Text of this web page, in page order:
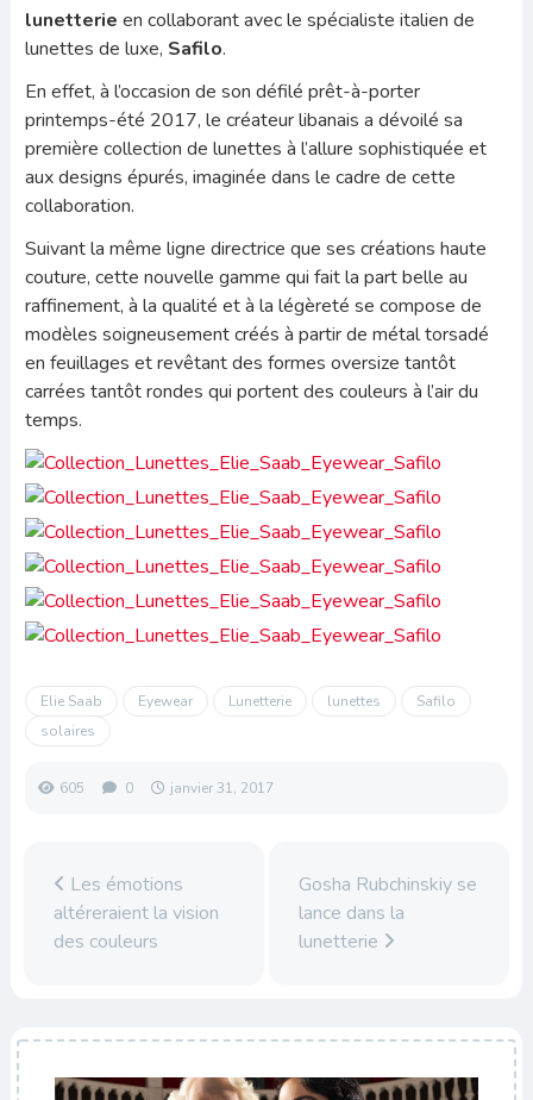
lunetterie en collaborant avec le spécialiste italien de
lunettes de luxe, Safilo.
En effet, à l’occasion de son défilé prêt-à-porter
printemps-été 2017, le créateur libanais a dévoilé sa
première collection de lunettes à l’allure sophistiquée et
aux designs épurés, imaginée dans le cadre de cette
collaboration.
Suivant la même ligne directrice que ses créations haute
couture, cette nouvelle gamme qui fait la part belle au
raffinement, à la qualité et à la légèreté se compose de
modèles soigneusement créés à partir de métal torsadé
en feuillages et revêtant des formes oversize tantôt
carrées tantôt rondes qui portent des couleurs à l’air du
temps.
Elie Saab Eyewear Lunetterie lunettes
Safilo
solaires
605 0 janvier 31, 2017
Les émotions
altéreraient la vision
des couleurs
Gosha Rubchinskiy se
lance dans la
lunetterie